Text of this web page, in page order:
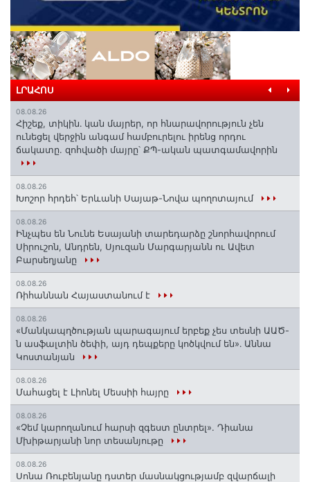
ԼՐԱՀՈՍ
08.08.26
Հիշեք, տիկին․ կան մայրեր, որ հնարավորություն չեն
ունեցել վերջին անգամ համբուրելու իրենց որդու
ճակատը. զոհվածի մայրը՝ ՔՊ-ական պատգամավորին
08.08.26
Խոշոր հրդեհ՝ Երևանի Սայաթ-Նովա պողոտայում
08.08.26
Ինչպես են Նունե Եսայանի տարեդարձը շնորհավորում
Սիրուշոն, Անդրեն, Սյուզան Մարգարյանն ու Ավետ
Բարսեղյանը
08.08.26
Ռիհաննան Հայաստանում է
08.08.26
«Մանկապղծության պարագայում երբեք չես տեսնի ԱԱԾ-
ն ասֆալտին ծեփի, այդ դեպքերը կոծկվում են»․ Աննա
Կոստանյան
08.08.26
Մահացել է Լիոնել Մեսսիի հայրը
08.08.26
«Չեմ կարողանում հարսի զգեստ ընտրել». Դիանա
Մխիթարյանի նոր տեսանյութը
08.08.26
Սոնա Ռուբենյանը դստեր մասնակցությամբ զվարճալի